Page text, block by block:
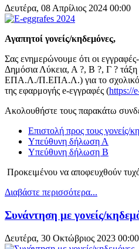
Δευτέρα, 08 Απρίλιος 2024 00:00
Αγαπητοί γονείς/κηδεμόνες,
Σας ενημερώνουμε ότι οι
Δημόσια Λύκεια, Α ?, Β ?, Γ ?
ΕΠΑ.Λ./Π.ΕΠΑ.Λ.) για το σχολικό
της εφαρμογής e-εγγραφές (https://
Ακολουθήστε τους παρακάτω
Επιστολή προς τους γονείς/
Υπεύθυνη δήλωση Α
Υπεύθυνη δήλωση Β
Προκειμένου να αποφευχθούν
Διαβάστε περισσότερα...
Συνάντηση με γονείς/
Δευτέρα, 30 Οκτώβριος 2023 00:00